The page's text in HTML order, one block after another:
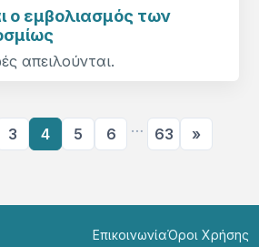
ο εμβολιασμός των
απειλούνται.
3 4 5 6 … 63 »
ΕπικοινωνίαΌροι Χρήσης